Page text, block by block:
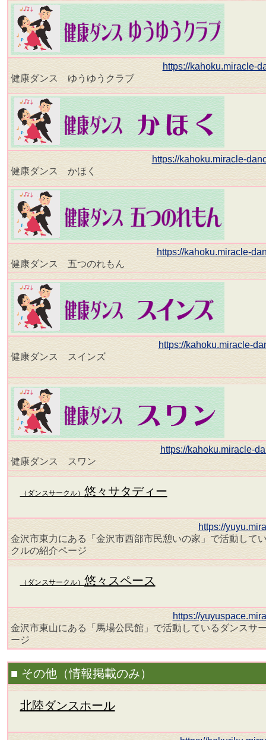
https://kahoku.miracle-
健康ダンス ゆうゆうクラブ
https://kahoku.miracle-
健康ダンス かほく
https://kahoku.miracle-
健康ダンス 五つのれもん
https://kahoku.miracle-
健康ダンス スインズ
https://kahoku.miracle-
健康ダンス スワン
（ダンスサークル） 悠々サタディー
https://
金沢市東力にある「金沢市西部市民憩いの家」で活動して
クルの紹介ページ
（ダンスサークル） 悠々スペース
https://
金沢市東山にある「馬場公民館」で活動しているダンスサ
ージ
■ その他（情報掲載のみ）
北陸ダンスホール